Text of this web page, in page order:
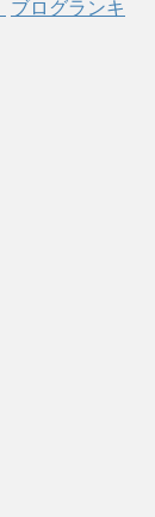
ブログランキ